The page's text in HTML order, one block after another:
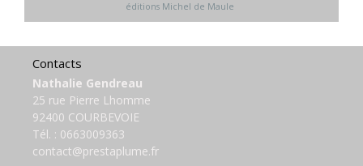
éditions Michel de Maule
Contacts
Nathalie Gendreau
25 rue Pierre Lhomme
92400 COURBEVOIE
Tél. : 0663009363
contact@prestaplume.fr